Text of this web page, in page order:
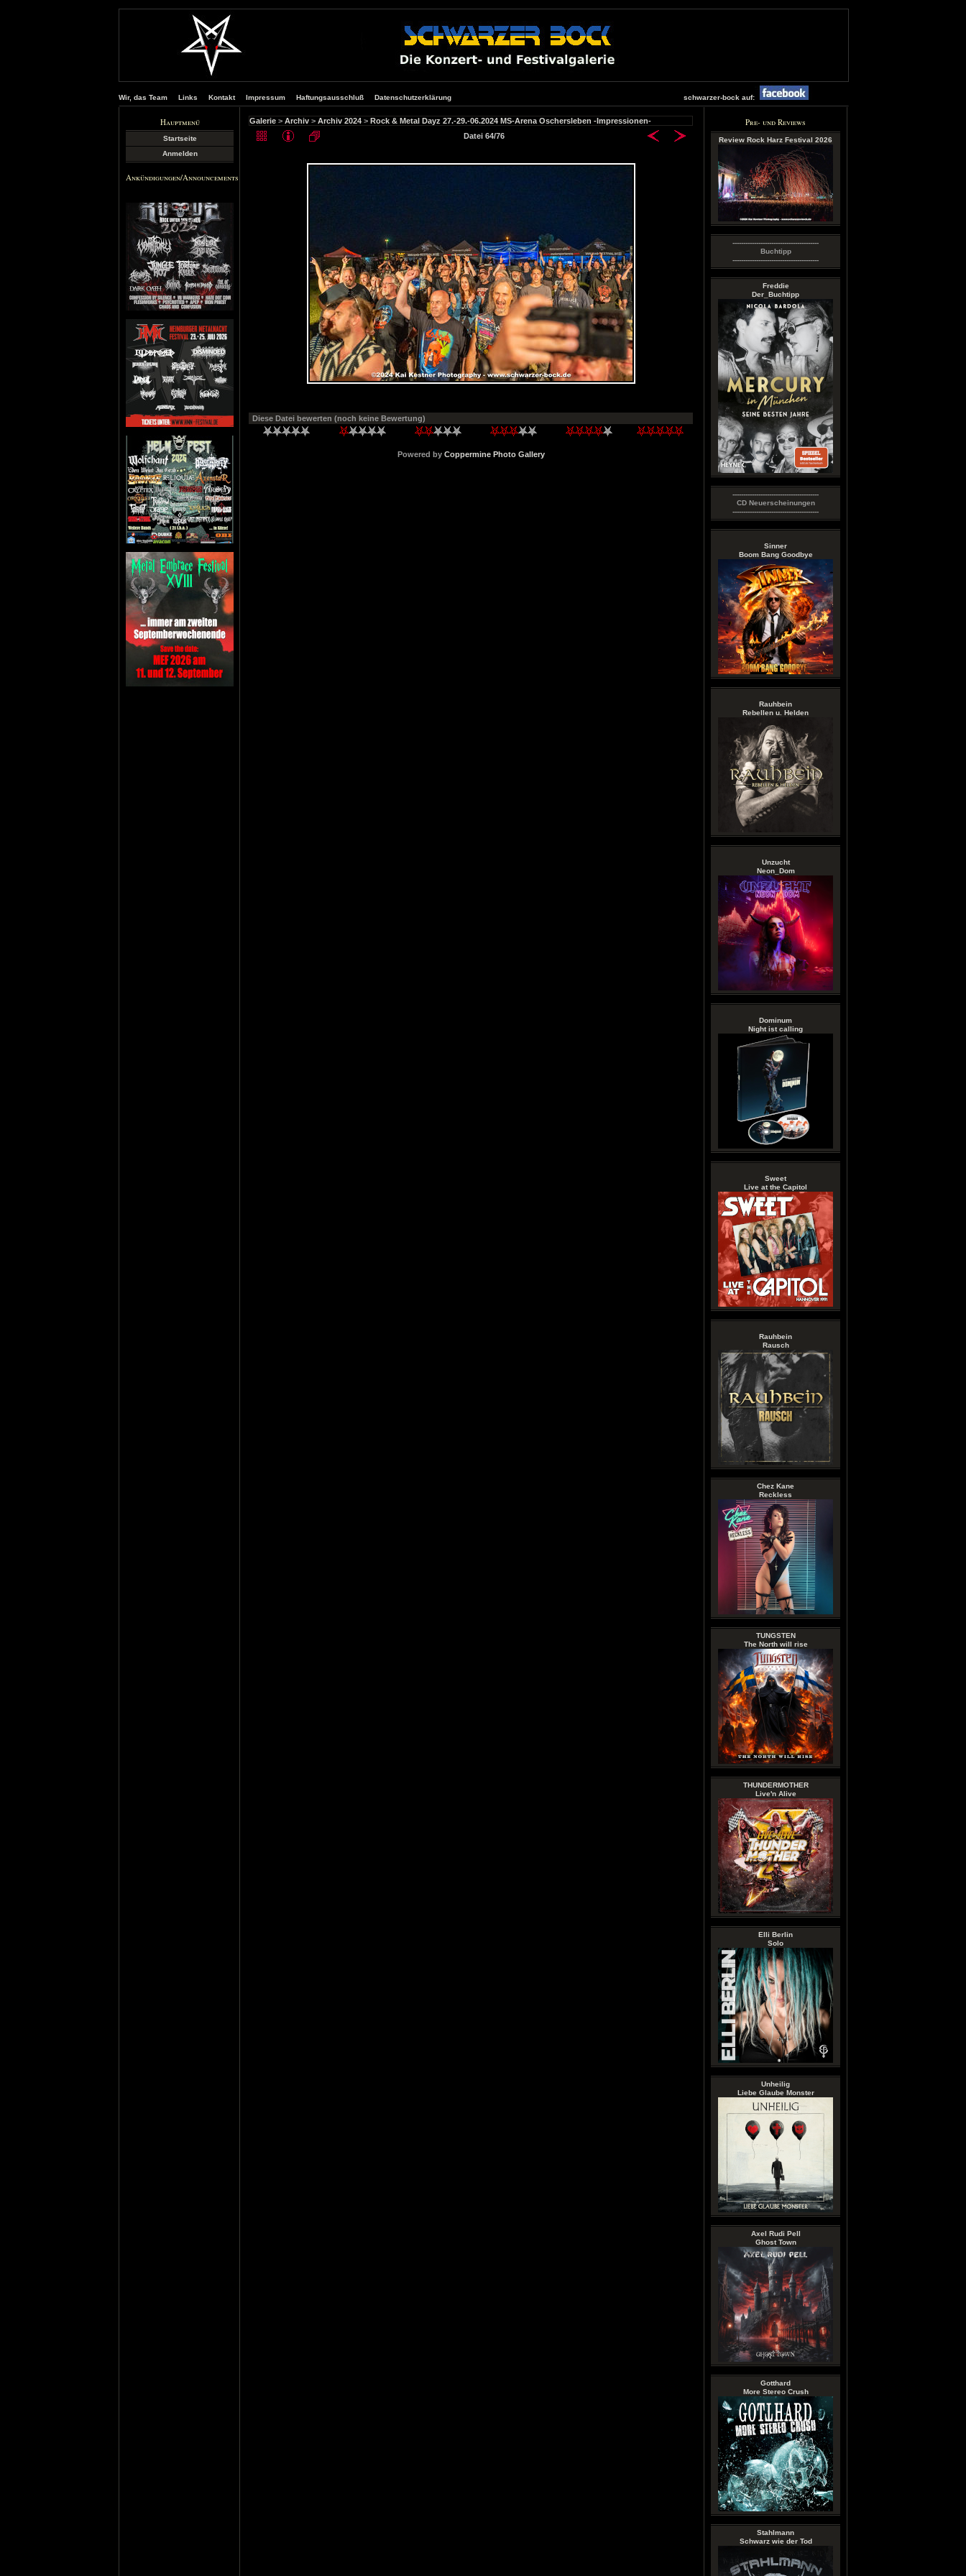
Wir, das Team Links Kontakt Impressum Haftungsausschluß Datenschutzerklärung schwarzer-bock auf:
Hauptmenü
Startseite
Anmelden
Ankündigungen/Announcements
Pre- und Reviews
Review Rock Harz Festival 2026
----------------------------------------
Buchtipp
----------------------------------------
Freddie
Der_Buchtipp
----------------------------------------
CD Neuerscheinungen
----------------------------------------
Sinner
Boom Bang Goodbye
Rauhbein
Rebellen u. Helden
Unzucht
Neon_Dom
Dominum
Night ist calling
Sweet
Live at the Capitol
Rauhbein
Rausch
Chez Kane
Reckless
TUNGSTEN
The North will rise
THUNDERMOTHER
Live'n Alive
Elli Berlin
Solo
Unheilig
Liebe Glaube Monster
Axel Rudi Pell
Ghost Town
Gotthard
More Stereo Crush
Stahlmann
Schwarz wie der Tod
Galerie > Archiv > Archiv 2024 > Rock & Metal Dayz 27.-29.-06.2024 MS-Arena Oschersleben -Impressionen-
Datei 64/76
Diese Datei bewerten (noch keine Bewertung)
Powered by Coppermine Photo Gallery